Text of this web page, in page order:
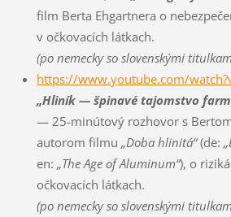
film Berta Ehgartnera o
v očkovacích látkach.
(po nemecky so slovenskými
https://www.youtube.com/
„Hliník — špinavé tajomstvo
— 25-minútový rozhovor s
autorom filmu „Doba hlinitá“(de:
en: „The Age of Aluminum“), o
očkovacích látkach.
(po nemecky so slovenskými